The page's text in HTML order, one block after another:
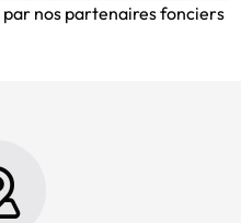
nos partenaires fonciers